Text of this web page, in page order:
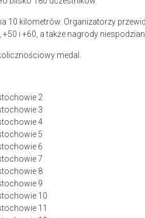
10 kilometrów. Organizatorzy
i +60, a także nagrody
medal.